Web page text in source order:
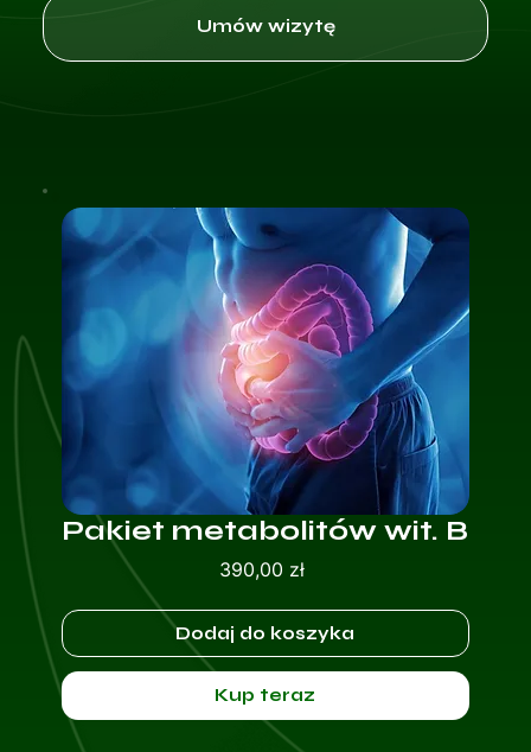
Umów wizytę
Pakiet metabolitów wit. B
390,00 złCena
Dodaj do koszyka
Kup teraz